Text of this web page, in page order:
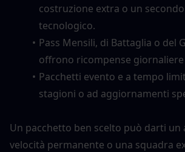
costruzione extra o un
tecnologico.
Pass Mensili, di Battaglia o del
offrono ricompense
Pacchetti evento e a tempo
stagioni o ad aggiornamenti
Un pacchetto ben scelto può darti un
velocità permanente o una squadra